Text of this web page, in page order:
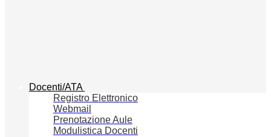
Docenti/ATA
Registro Elettronico
Webmail
Prenotazione Aule
Modulistica Docenti